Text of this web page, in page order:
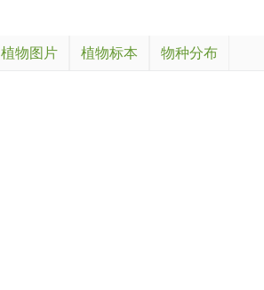
植物图片 植物标本 物种分布